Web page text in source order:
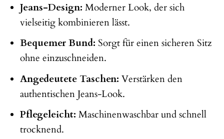
Jeans-Design: Moderner Look, der sich
vielseitig kombinieren lässt.
Bequemer Bund: Sorgt für einen sicheren Sitz
ohne einzuschneiden.
Angedeutete Taschen: Verstärken den
authentischen Jeans-Look.
Pflegeleicht: Maschinenwaschbar und schnell
trocknend.